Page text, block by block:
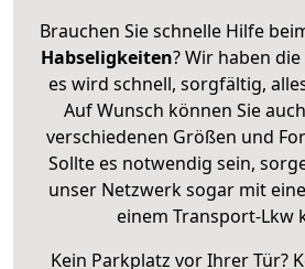
Brauchen Sie schnelle Hilfe
Habseligkeiten? Wir haben die
es wird schnell, sorgfältig,
Auf Wunsch können Sie
verschiedenen Größen und
Sollte es notwendig sein,
unser Netzwerk sogar mit
einem Transport-Lkw
Kein Parkplatz vor Ihrer Tür?